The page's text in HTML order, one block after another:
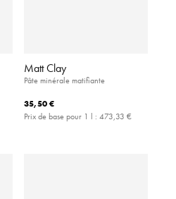
Matt Clay
Pâte minérale matifiante
35,50 €
Prix de base pour 1 l : 473,33 €